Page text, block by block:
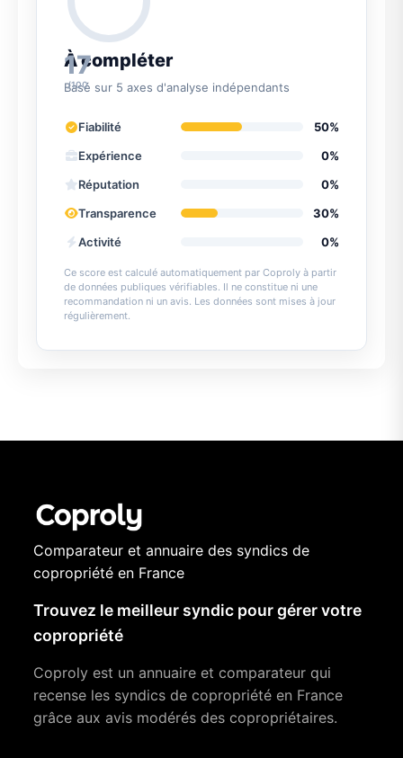
17
/100
À compléter
Basé sur 5 axes d'analyse indépendants
Fiabilité
50%
Expérience
0%
Réputation
0%
Transparence
30%
Activité
0%
Ce score est calculé automatiquement par Coproly à partir
de données publiques vérifiables. Il ne constitue ni une
recommandation ni un avis. Les données sont mises à jour
régulièrement.
Comparateur et annuaire des syndics de
copropriété en France
Trouvez le meilleur syndic pour gérer votre
copropriété
Coproly est un annuaire et comparateur qui
recense les syndics de copropriété en France
grâce aux avis modérés des copropriétaires.